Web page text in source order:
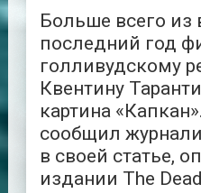
Больше всего
последний год
голливудскому
Квентину
картина
сообщил
в своей статье,
издании The